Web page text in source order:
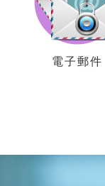
電子郵件